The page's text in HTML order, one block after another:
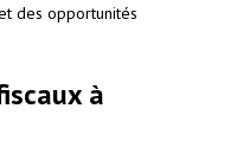
des opportunités
à